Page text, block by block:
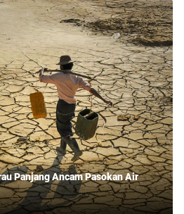
Panjang Ancam Pasokan Air